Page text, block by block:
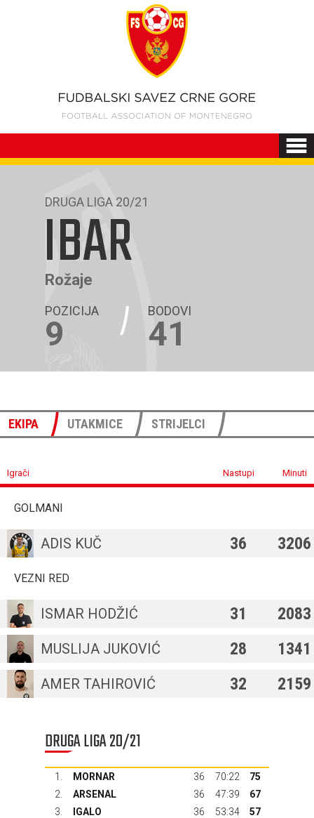
DRUGA LIGA 20/21
IBAR
Rožaje
POZICIJA
9
BODOVI
41
EKIPA UTAKMICE STRIJELCI
Igrači Nastupi Minuti
GOLMANI
ADIS KUČ 36 3206
VEZNI RED
ISMAR HODŽIĆ 31 2083
MUSLIJA JUKOVIĆ 28 1341
AMER TAHIROVIĆ 32 2159
DRUGA LIGA 20/21
1. MORNAR 36 70:22
75
2.
ARSENAL 36 47:39
67
3.
IGALO 36 53:34
57